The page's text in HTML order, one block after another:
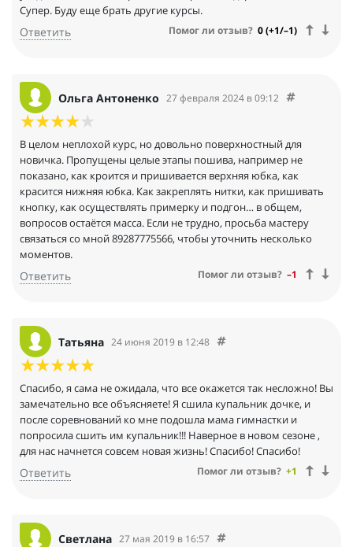
Супер. Буду еще брать другие курсы.
Ответить Помог ли отзыв? 0 (+1/–1)
Ольга Антоненко 27 февраля 2024 в 09:12
В целом неплохой курс, но довольно поверхностный для
новичка. Пропущены целые этапы пошива, например не
показано, как кроится и пришивается верхняя юбка, как
красится нижняя юбка. Как закреплять нитки, как пришивать
кнопку, как осуществлять примерку и подгон… в общем,
вопросов остаётся масса. Если не трудно, просьба мастеру
связаться со мной 89287775566, чтобы уточнить несколько
моментов.
Ответить Помог ли отзыв? –1
Татьяна 24 июня 2019 в 12:48
Спасибо, я сама не ожидала, что все окажется так несложно! Вы
замечательно все объясняете! Я сшила купальник дочке, и
после соревнований ко мне подошла мама гимнастки и
попросила сшить им купальник!!! Наверное в новом сезоне ,
для нас начнется совсем новая жизнь! Спасибо! Спасибо!
Ответить Помог ли отзыв? +1
Светлана 27 мая 2019 в 16:57